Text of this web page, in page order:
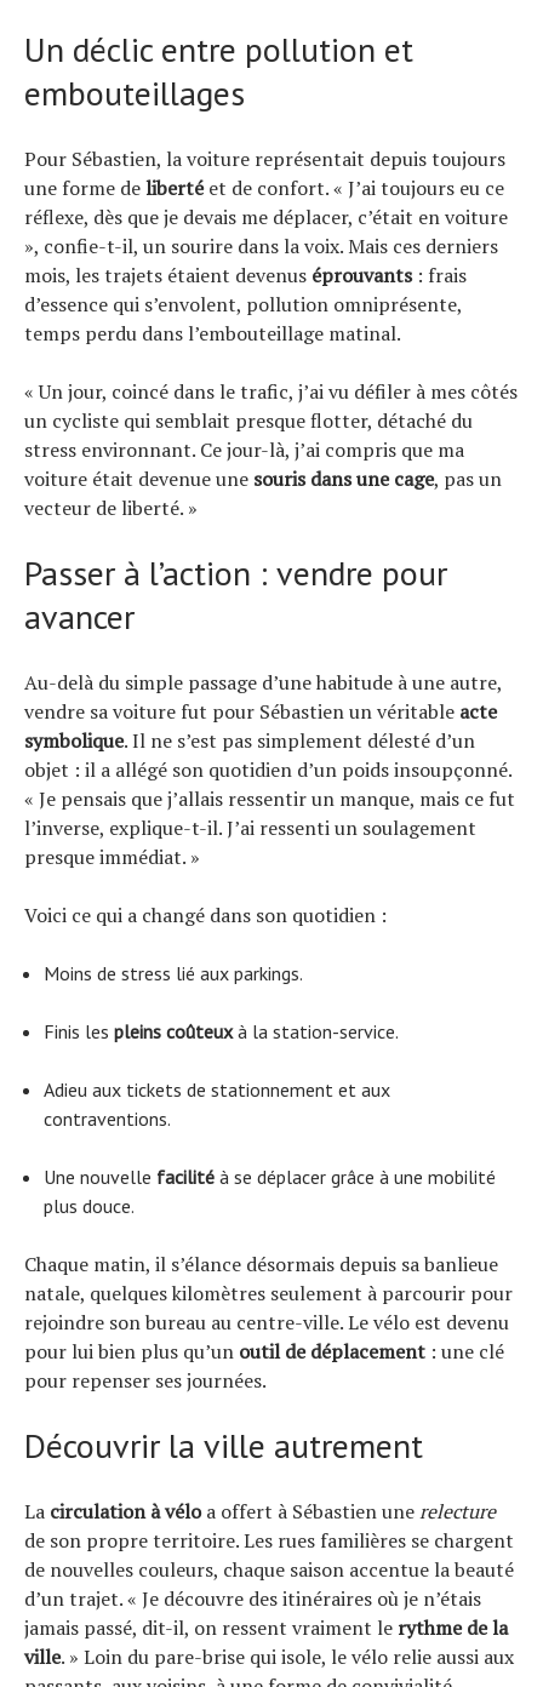
Un déclic entre pollution et
embouteillages
Pour Sébastien, la voiture représentait depuis toujours
une forme delibertéet de confort. « J’ai toujours eu ce
réflexe, dès que je devais me déplacer, c’était en voiture
», confie-t-il, un sourire dans la voix. Mais ces derniers
mois, les trajets étaient devenus éprouvants: frais
d’essence qui s’envolent, pollution omniprésente,
temps perdu dans l’embouteillage matinal.
« Un jour, coincé dans le trafic, j’ai vu défiler à mes côtés
un cycliste qui semblait presque flotter, détaché du
stress environnant. Ce jour-là, j’ai compris que ma
voiture était devenue une souris dans une cage, pas un
vecteur de liberté. »
Passer à l’action : vendre pour
avancer
Au-delà du simple passage d’une habitude à une autre,
vendre sa voiture fut pour Sébastien un véritable acte
symbolique. Il ne s’est pas simplement délesté d’un
objet : il a allégé son quotidien d’un poids insoupçonné.
« Je pensais que j’allais ressentir un manque, mais ce fut
l’inverse, explique-t-il. J’ai ressenti un soulagement
presque immédiat. »
Voici ce qui a changé dans son quotidien :
Moins de stress lié aux parkings.
Finis les pleins coûteuxà la station-service.
Adieu aux tickets de stationnement et aux
contraventions.
Une nouvelle facilité à se déplacer grâce à une mobilité
plus douce.
Chaque matin, il s’élance désormais depuis sa banlieue
natale, quelques kilomètres seulement à parcourir pour
rejoindre son bureau au centre-ville. Le vélo est devenu
pour lui bien plus qu’un outil de déplacement : une clé
pour repenser ses journées.
Découvrir la ville autrement
La circulation à véloa offert à Sébastien unerelecture
de son propre territoire. Les rues familières se chargent
de nouvelles couleurs, chaque saison accentue la beauté
d’un trajet. « Je découvre des itinéraires où je n’étais
jamais passé, dit-il, on ressent vraiment le rythme de la
ville. » Loin du pare-brise qui isole, le vélo relie aussi aux
Actualités
Tests de produits
Conseils
Tendances
Tous nos articles
À propos